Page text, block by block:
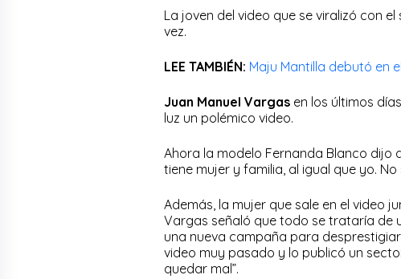
La joven del video que se viralizó con
vez.
LEE TAMBIÉN: Maju Mantilla debutó en
Juan Manuel Vargas en los últimos
luz un polémico video.
Ahora la modelo Fernanda Blanco dijo
tiene mujer y familia, al igual que yo.
Además, la mujer que sale en el video
Vargas señaló que todo se trataría de
una nueva campaña para
video muy pasado y lo publicó un
quedar mal”.